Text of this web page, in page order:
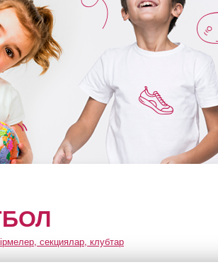
секциялар, клубтар